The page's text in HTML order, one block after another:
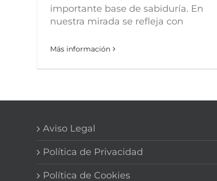
importante base de sabiduría. En
nuestra mirada se refleja con
Más información
Aviso Legal
Política de Privacidad
Política de Cookies